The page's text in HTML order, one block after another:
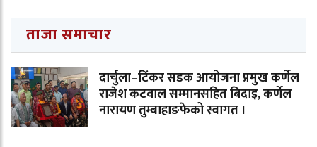
ताजा समाचार
दार्चुला–टिंकर सडक आयोजना प्रमुख कर्णेल
राजेश कटवाल सम्मानसहित बिदाइ, कर्णेल
नारायण तुम्बाहाङफेको स्वागत ।